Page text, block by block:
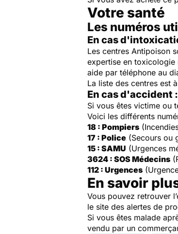
Votre santé
Les numéros
En cas
Les centres Antipoison
expertise en
aide par téléphone au
La liste des centres est
En cas d'accident :
Si vous êtes victime ou
Voici les différents
18 : Pompiers
17 : Police (Secours ou
15 : SAMU (Urgences
3624 : SOS Médecins
112 : Urgences
En savoir
Vous pouvez retrouver
le site des alertes de
Si vous êtes malade
vendu par un